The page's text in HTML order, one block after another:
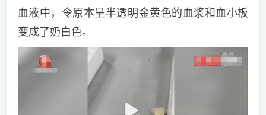
血液中，令原本呈半透明金黄色的血浆和血小板
变成了奶白色。